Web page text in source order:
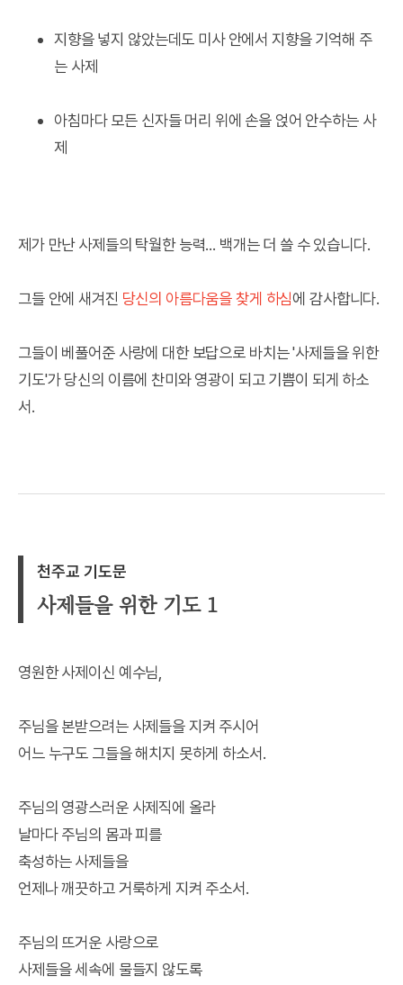
지향을 넣지 않았는데도 미사 안에서 지향을 기억해 주
는 사제
아침마다 모든 신자들 머리 위에 손을 얹어 안수하는 사
제
제가 만난 사제들의 탁월한 능력... 백개는 더 쓸 수 있습니다.
그들 안에 새겨진 당신의 아름다움을 찾게 하심에 감사합니다.
그들이 베풀어준 사랑에 대한 보답으로 바치는 '사제들을 위한
기도'가 당신의 이름에 찬미와 영광이 되고 기쁨이 되게 하소
서.
천주교 기도문
사제들을 위한 기도 1
영원한 사제이신 예수님,
주님을 본받으려는 사제들을 지켜 주시어
어느 누구도 그들을 해치지 못하게 하소서.
주님의 영광스러운 사제직에 올라
날마다 주님의 몸과 피를
축성하는 사제들을
언제나 깨끗하고 거룩하게 지켜 주소서.
주님의 뜨거운 사랑으로
사제들을 세속에 물들지 않도록